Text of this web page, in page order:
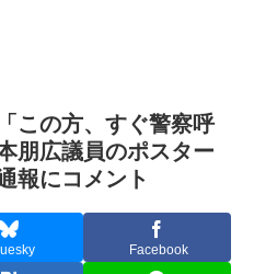
この方、すぐ警察呼
朋広議員のポスター
報にコメント
Facebook